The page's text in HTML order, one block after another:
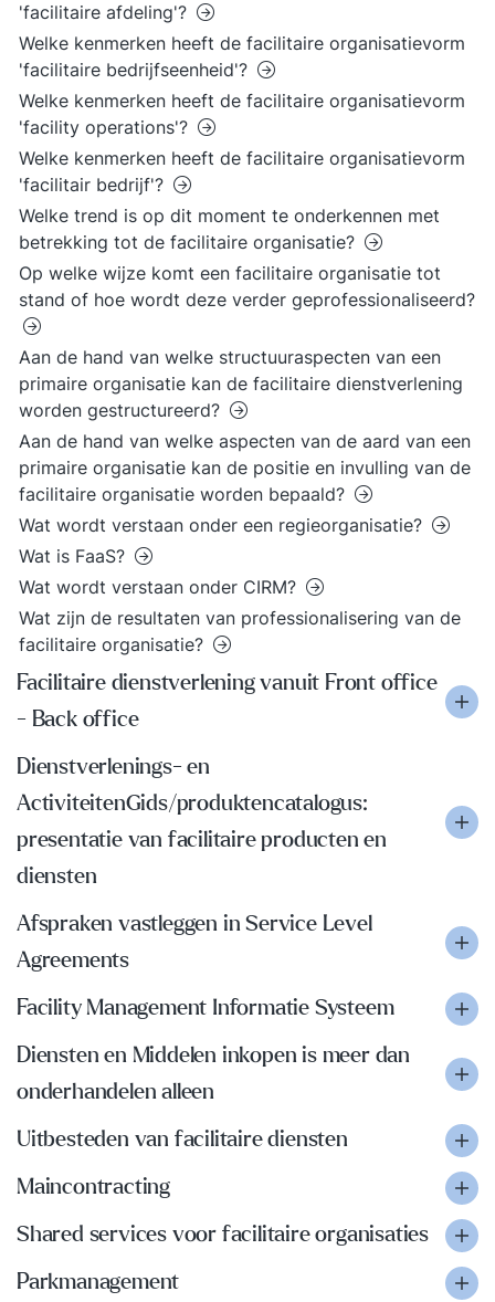
'facilitaire afdeling'?
Welke kenmerken heeft de facilitaire organisatievorm
'facilitaire bedrijfseenheid'?
Welke kenmerken heeft de facilitaire organisatievorm
'facility operations'?
Welke kenmerken heeft de facilitaire organisatievorm
'facilitair bedrijf'?
Welke trend is op dit moment te onderkennen met
betrekking tot de facilitaire organisatie?
Op welke wijze komt een facilitaire organisatie tot
stand of hoe wordt deze verder geprofessionaliseerd?
Aan de hand van welke structuuraspecten van een
primaire organisatie kan de facilitaire dienstverlening
worden gestructureerd?
Aan de hand van welke aspecten van de aard van een
primaire organisatie kan de positie en invulling van de
facilitaire organisatie worden bepaald?
Wat wordt verstaan onder een regieorganisatie?
Wat is FaaS?
Wat wordt verstaan onder CIRM?
Wat zijn de resultaten van professionalisering van de
facilitaire organisatie?
Facilitaire dienstverlening vanuit Front office
- Back office
Dienstverlenings- en
ActiviteitenGids/produktencatalogus:
presentatie van facilitaire producten en
diensten
Afspraken vastleggen in Service Level
Agreements
Facility Management Informatie Systeem
Diensten en Middelen inkopen is meer dan
onderhandelen alleen
Uitbesteden van facilitaire diensten
Maincontracting
Shared services voor facilitaire organisaties
Parkmanagement